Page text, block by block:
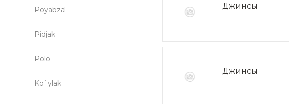
Poyabzal
Pidjak
Polo
Ko`ylak
Джинсы
Джинсы